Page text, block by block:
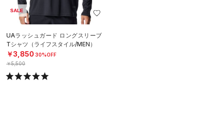
SALE
UAラッシュガード ロングスリーブ
Tシャツ（ライフスタイル/MEN）
￥3,850 30%OFF
￥5,500